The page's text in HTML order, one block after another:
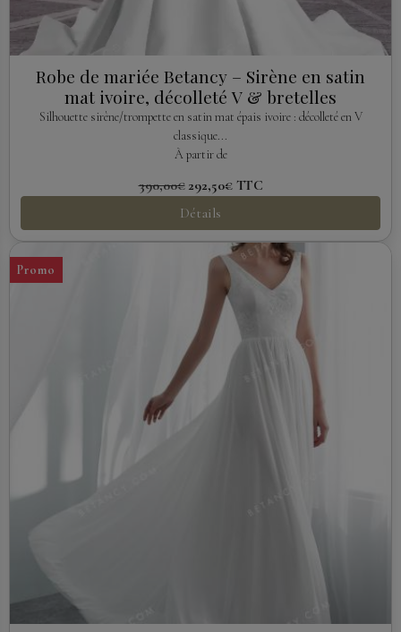
Robe de mariée Betancy – Sirène en satin
mat ivoire, décolleté V & bretelles
Silhouette sirène/trompette en satin mat épais ivoire : décolleté en V
classique...
À partir de
390,00€ 292,50€ TTC
Détails
Promo